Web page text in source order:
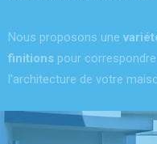
Nous proposons une
finitions pour
l’architecture de votre